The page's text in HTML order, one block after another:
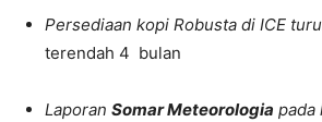
Persediaan kopi Robusta di ICE
terendah 4 bulan
Laporan Somar Meteorologia